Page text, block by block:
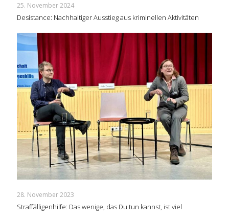
25. November 2024
Desistance: Nachhaltiger Ausstieg aus kriminellen Aktivitäten
28. November 2023
Straffälligenhilfe: Das wenige, das Du tun kannst, ist viel